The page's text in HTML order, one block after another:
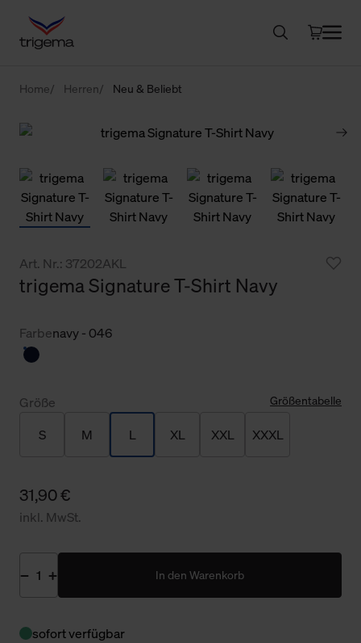
Home Herren Neu & Beliebt
Art. Nr.: 37202AKL
trigema Signature T-Shirt Navy
Farbenavy - 046
Größe Größentabelle
S M L XL XXL XXXL
31,90 €
inkl. MwSt.
In den Warenkorb
sofort verfügbar